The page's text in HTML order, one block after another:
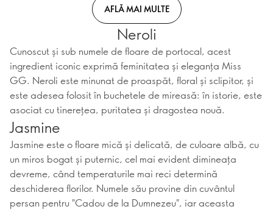
AFLĂ MAI MULTE
Neroli
Cunoscut și sub numele de floare de portocal, acest
ingredient iconic exprimă feminitatea și eleganța Miss
GG. Neroli este minunat de proaspăt, floral și sclipitor, și
este adesea folosit în buchetele de mireasă: în istorie, este
asociat cu tinerețea, puritatea și dragostea nouă.
Jasmine
Jasmine este o floare mică și delicată, de culoare albă, cu
un miros bogat și puternic, cel mai evident dimineața
devreme, când temperaturile mai reci determină
deschiderea florilor. Numele său provine din cuvântul
persan pentru "Cadou de la Dumnezeu", iar aceasta